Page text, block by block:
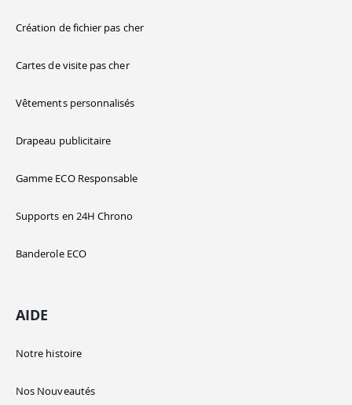
Création de fichier pas cher
Cartes de visite pas cher
Vêtements personnalisés
Drapeau publicitaire
Gamme ECO Responsable
Supports en 24H Chrono
Banderole ECO
AIDE
Notre histoire
Nos Nouveautés